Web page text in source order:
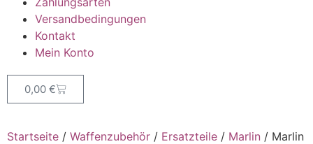
Versandbedingungen
Kontakt
Mein Konto
0,00 €
Startseite / Waffenzubehör / Ersatzteile / Marlin / Marlin